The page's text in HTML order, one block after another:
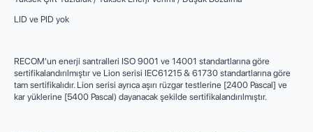
LID ve PID yok
RECOM'un enerji santralleri ISO 9001 ve 14001 standartlarına göre
sertifikalandırılmıştır ve Lion serisi IEC61215 & 61730 standartlarına göre
tam sertifikalıdır. Lion serisi ayrıca aşırı rüzgar testlerine [2400 Pascal] ve
kar yüklerine [5400 Pascal) dayanacak şekilde sertifikalandırılmıştır.